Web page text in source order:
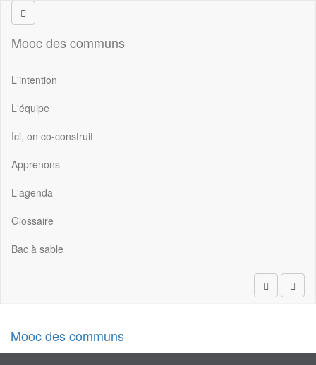
Aller au contenu principal
Mooc des communs
L'intention
L'équipe
Ici, on co-construit
Apprenons
L'agenda
Glossaire
Bac à sable
Rechercher
Mooc des communs